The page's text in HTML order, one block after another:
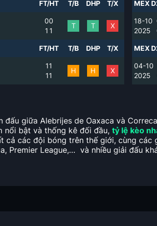
FT/HT T/B DHP T/X
0
1
0
1
T T X
FT/HT T/B DHP T/X
1
1
1
1
H H X
MEX
18-10
2025
MEX
04-10
2025
giữa Alebrijes de Oaxaca và
nổi bật và thống kê đối đầu, tỷ lệ kèo
cả các đội bóng trên thế giới, cùng các
Premier League,… và nhiều giải đấu